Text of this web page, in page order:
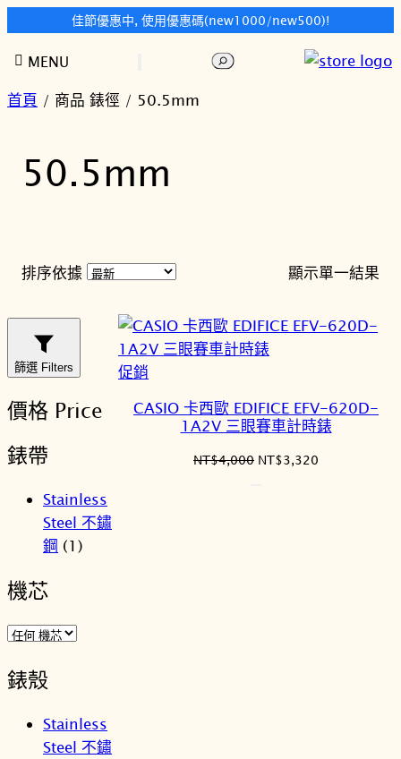
佳節優惠中, 使用優惠碼(new1000/new500)!
至
主
要
搜
MENU
首頁 / 商品 錶徑 / 50.5mm
50.5mm
排序依據 顯示單一結果
篩選 Filters
價格 Price
錶帶
Stainless
Steel 不鏽
鋼 (1)
機芯
錶殼
Stainless
Steel 不鏽
促銷
商
CASIO 卡西歐 EDIFICE EFV-620D-
1A2V 三眼賽車計時錶
NT$4,000 原
NT$3,320